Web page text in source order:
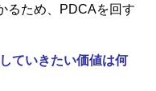
るため、PDCAを回す
ていきたい価値は何